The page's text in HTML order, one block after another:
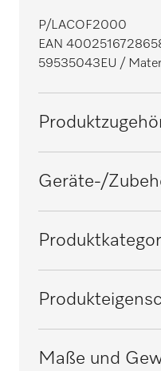
P/LACOF2000
EAN
59535043EU /
Geräte-/
AC 230V 50HZ
Maße und